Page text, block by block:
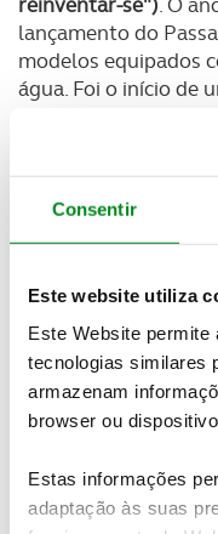
Consentir
Este website utiliza
Este Website permite
tecnologias similares
armazenam
browser ou
Estas informações
adaptação às suas
lançamento do
modelos equipados
água. Foi o início de
assinalar este
cinco Passat,
efeito, onde se
Receba as
do
Há 50 anos, o
nova era para a